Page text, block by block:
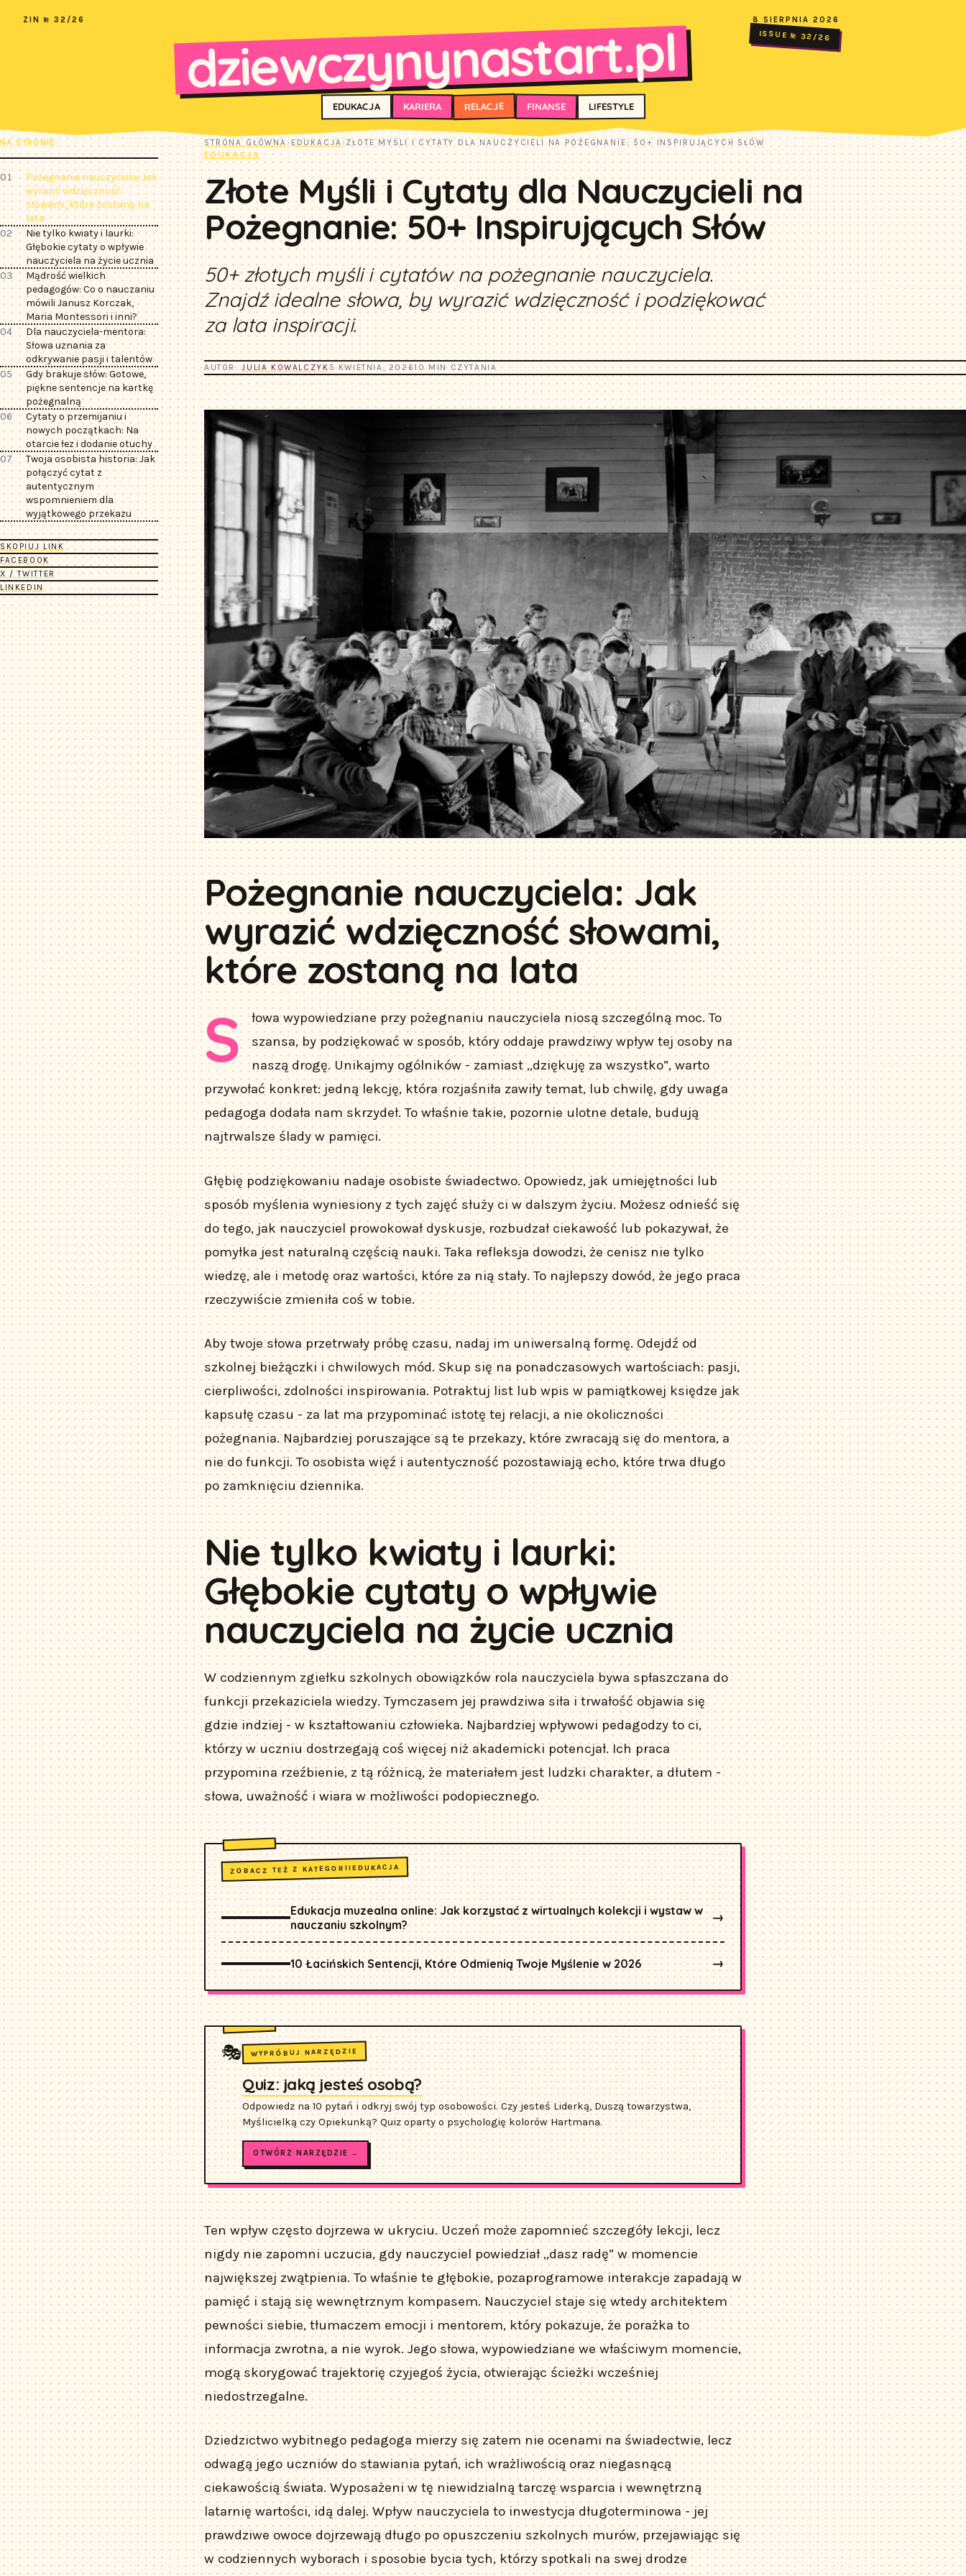
ZIN № 32/26 8 SIERPNIA 2026
dziewczynynastart.pl ISSUE № 32/26
EDUKACJA KARIERA RELACJE FINANSE LIFESTYLE
NA STRONIE
01
Pożegnanie nauczyciela: Jak
wyrazić wdzięczność
słowami, które zostaną na
lata
02
Nie tylko kwiaty i laurki:
Głębokie cytaty o wpływie
nauczyciela na życie ucznia
03
Mądrość wielkich
pedagogów: Co o nauczaniu
mówili Janusz Korczak,
Maria Montessori i inni?
04
Dla nauczyciela-mentora:
Słowa uznania za
odkrywanie pasji i talentów
05
Gdy brakuje słów: Gotowe,
piękne sentencje na kartkę
pożegnalną
06
Cytaty o przemijaniu i
nowych początkach: Na
otarcie łez i dodanie otuchy
07
Twoja osobista historia: Jak
połączyć cytat z
autentycznym
wspomnieniem dla
wyjątkowego przekazu
SKOPIUJ LINK
FACEBOOK
X / TWITTER
LINKEDIN
STRONA GŁÓWNA › EDUKACJA › ZŁOTE MYŚLI I CYTATY DLA NAUCZYCIELI NA POŻEGNANIE: 50+ INSPIRUJĄCYCH SŁÓW
EDUKACJA
Złote Myśli i Cytaty dla Nauczycieli na
Pożegnanie: 50+ Inspirujących Słów
50+ złotych myśli i cytatów na pożegnanie nauczyciela.
Znajdź idealne słowa, by wyrazić wdzięczność i podziękować
za lata inspiracji.
AUTOR:JULIA KOWALCZYK5 KWIETNIA, 202610 MIN CZYTANIA
Pożegnanie nauczyciela: Jak
wyrazić wdzięczność słowami,
które zostaną na lata
S
łowa wypowiedziane przy pożegnaniu nauczyciela niosą szczególną moc. To
szansa, by podziękować w sposób, który oddaje prawdziwy wpływ tej osoby na
naszą drogę. Unikajmy ogólników - zamiast „dziękuję za wszystko”, warto
przywołać konkret: jedną lekcję, która rozjaśniła zawiły temat, lub chwilę, gdy uwaga
pedagoga dodała nam skrzydeł. To właśnie takie, pozornie ulotne detale, budują
najtrwalsze ślady w pamięci.
Głębię podziękowaniu nadaje osobiste świadectwo. Opowiedz, jak umiejętności lub
sposób myślenia wyniesiony z tych zajęć służy ci w dalszym życiu. Możesz odnieść się
do tego, jak nauczyciel prowokował dyskusje, rozbudzał ciekawość lub pokazywał, że
pomyłka jest naturalną częścią nauki. Taka refleksja dowodzi, że cenisz nie tylko
wiedzę, ale i metodę oraz wartości, które za nią stały. To najlepszy dowód, że jego praca
rzeczywiście zmieniła coś w tobie.
Aby twoje słowa przetrwały próbę czasu, nadaj im uniwersalną formę. Odejdź od
szkolnej bieżączki i chwilowych mód. Skup się na ponadczasowych wartościach: pasji,
cierpliwości, zdolności inspirowania. Potraktuj list lub wpis w pamiątkowej księdze jak
kapsułę czasu - za lat ma przypominać istotę tej relacji, a nie okoliczności
pożegnania. Najbardziej poruszające są te przekazy, które zwracają się do mentora, a
nie do funkcji. To osobista więź i autentyczność pozostawiają echo, które trwa długo
po zamknięciu dziennika.
Nie tylko kwiaty i laurki:
Głębokie cytaty o wpływie
nauczyciela na życie ucznia
W codziennym zgiełku szkolnych obowiązków rola nauczyciela bywa spłaszczana do
funkcji przekaziciela wiedzy. Tymczasem jej prawdziwa siła i trwałość objawia się
gdzie indziej - w kształtowaniu człowieka. Najbardziej wpływowi pedagodzy to ci,
którzy w uczniu dostrzegają coś więcej niż akademicki potencjał. Ich praca
przypomina rzeźbienie, z tą różnicą, że materiałem jest ludzki charakter, a dłutem -
słowa, uważność i wiara w możliwości podopiecznego.
ZOBACZ TEŻ Z KATEGORIIEDUKACJA
Edukacja muzealna online: Jak korzystać z wirtualnych kolekcji i wystaw w
nauczaniu szkolnym?
→
10 Łacińskich Sentencji, Które Odmienią Twoje Myślenie w 2026 →
🎭 WYPRÓBUJ NARZĘDZIE
Quiz: jaką jesteś osobą?
Odpowiedz na 10 pytań i odkryj swój typ osobowości. Czy jesteś Liderką, Duszą towarzystwa,
Myślicielką czy Opiekunką? Quiz oparty o psychologię kolorów Hartmana.
OTWÓRZ NARZĘDZIE →
Ten wpływ często dojrzewa w ukryciu. Uczeń może zapomnieć szczegóły lekcji, lecz
nigdy nie zapomni uczucia, gdy nauczyciel powiedział „dasz radę” w momencie
największej zwątpienia. To właśnie te głębokie, pozaprogramowe interakcje zapadają w
pamięć i stają się wewnętrznym kompasem. Nauczyciel staje się wtedy architektem
pewności siebie, tłumaczem emocji i mentorem, który pokazuje, że porażka to
informacja zwrotna, a nie wyrok. Jego słowa, wypowiedziane we właściwym momencie,
mogą skorygować trajektorię czyjegoś życia, otwierając ścieżki wcześniej
niedostrzegalne.
Dziedzictwo wybitnego pedagoga mierzy się zatem nie ocenami na świadectwie, lecz
odwagą jego uczniów do stawiania pytań, ich wrażliwością oraz niegasnącą
ciekawością świata. Wyposażeni w tę niewidzialną tarczę wsparcia i wewnętrzną
latarnię wartości, idą dalej. Wpływ nauczyciela to inwestycja długoterminowa - jej
prawdziwe owoce dojrzewają długo po opuszczeniu szkolnych murów, przejawiając się
w codziennych wyborach i sposobie bycia tych, którzy spotkali na swej drodze